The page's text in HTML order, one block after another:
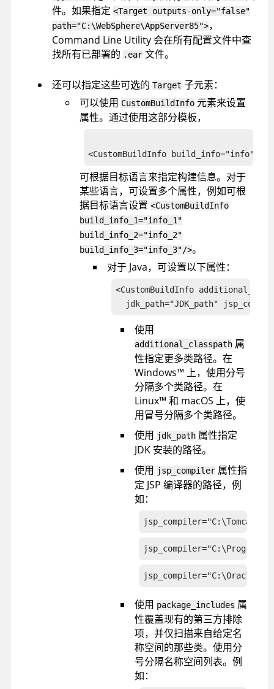
件。如果指定 <Target outputs-only="false"
path="C:\WebSphere\AppServer85">，
Command Line Utility 会在所有配置文件中查
找所有已部署的 .ear 文件。
还可以指定这些可选的 Target 子元素：
可以使用 CustomBuildInfo 元素来设置
属性。通过使用这部分模板，
<CustomBuildInfo build_info="info"/>
可根据目标语言来指定构建信息。对于
某些语言，可设置多个属性，例如可根
据目标语言设置 <CustomBuildInfo
build_info_1="info_1"
build_info_2="info_2"
build_info_3="info_3"/>。
对于 Java，可设置以下属性：
<CustomBuildInfo
jdk_path="JDK_path"
使用
additional_classpath 属
性指定更多类路径。在
Windows™ 上，使用分号
分隔多个类路径。在
Linux™ 和 macOS 上，使
用冒号分隔多个类路径。
使用 jdk_path 属性指定
JDK 安装的路径。
使用 jsp_compiler 属性指
定 JSP 编译器的路径，例
如：
jsp_compiler="C:\Tomcat"
jsp_compiler="C:\Program
jsp_compiler="C:\Oracle"
使用 package_includes 属
性覆盖现有的第三方排除
项，并仅扫描来自给定名
称空间的那些类。使用分
号分隔名称空间列表。例
如：